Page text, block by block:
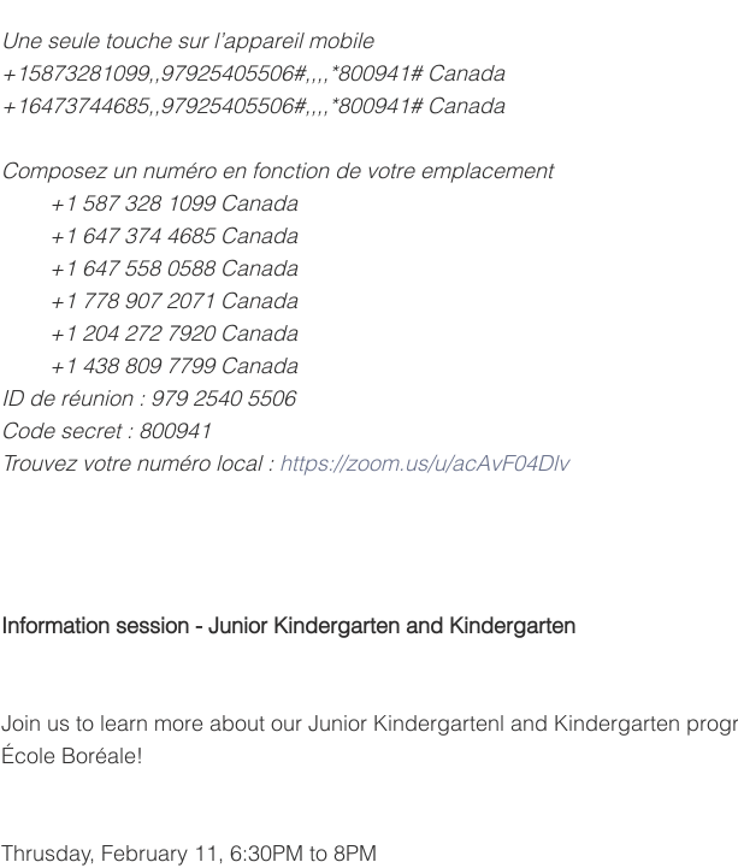
Une seule touche sur l’appareil mobile
+15873281099,,97925405506#,,,,*800941# Canada
+16473744685,,97925405506#,,,,*800941# Canada
Composez un numéro en fonction de votre emplacement
        +1 587 328 1099 Canada
        +1 647 374 4685 Canada
        +1 647 558 0588 Canada
        +1 778 907 2071 Canada
        +1 204 272 7920 Canada
        +1 438 809 7799 Canada
ID de réunion : 979 2540 5506
Code secret : 800941
Trouvez votre numéro local : https://zoom.us/u/acAvF04Dlv
Information session - Junior Kindergarten and Kindergarten
Join us to learn more about our Junior Kindergartenl and Kindergarten
École Boréale!
Thrusday, February 11, 6:30PM to 8PM